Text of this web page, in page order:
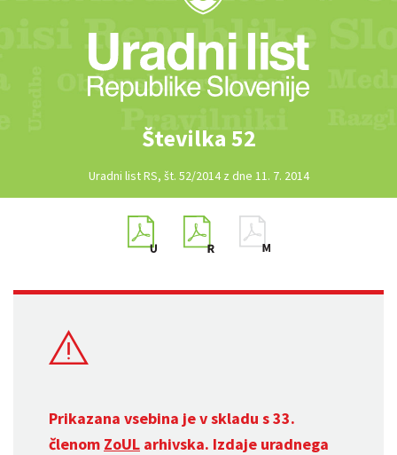
Številka 52
Uradni list RS, št. 52/2014 z dne 11. 7. 2014
Prikazana vsebina je v skladu s 33.
členom ZoUL arhivska. Izdaje uradnega